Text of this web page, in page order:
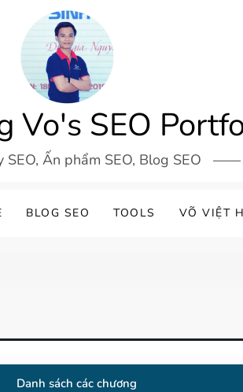
Vo's SEO
SEO, Ấn phẩm SEO, Blog SEO
BLOG SEO TOOLS VÕ VIỆT
Danh sách các chương